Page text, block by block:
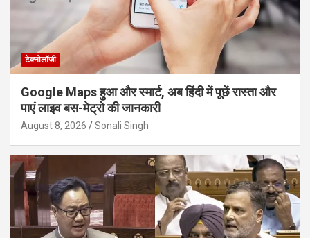
टेक्नोलॉजी
Google Maps हुआ और स्मार्ट, अब हिंदी में पूछें रास्ता और
पाएं लाइव बस-मेट्रो की जानकारी
August 8, 2026 Sonali Singh